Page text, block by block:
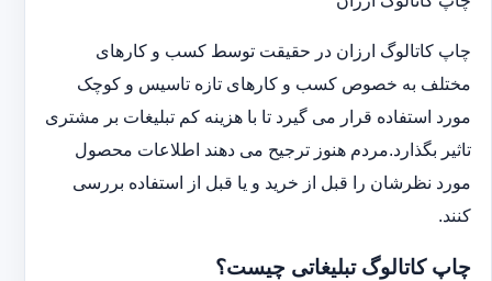
چاپ کاتالوگ ارزان در حقیقت توسط کسب و کارهای
مختلف به خصوص کسب و کارهای تازه تاسیس و کوچک
مورد استفاده قرار می گیرد تا با هزینه کم تبلیغات بر مشتری
تاثیر بگذارد.مردم هنوز ترجیح می دهند اطلاعات محصول
مورد نظرشان را قبل از خرید و یا قبل از استفاده بررسی
کنند.
چاپ کاتالوگ تبلیغاتی چیست؟